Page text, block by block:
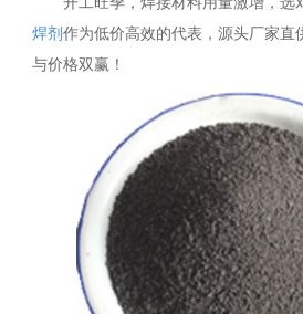
焊剂作为低价高效的代表，源头厂家直
与价格双赢！